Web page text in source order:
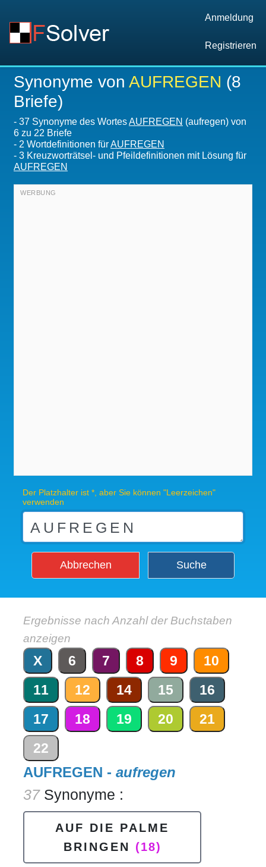
Anmeldung
Registrieren
Synonyme von AUFREGEN (8
Briefe)
- 37 Synonyme des WortesAUFREGEN (aufregen) von
6 zu 22 Briefe
- 2 Wortdefinitionen fürAUFREGEN
- 3 Kreuzworträtsel- und Pfeildefinitionen mit Lösung für
AUFREGEN
Der Platzhalter ist *, aber Sie können "Leerzeichen"
verwenden
Abbrechen Suche
Ergebnisse nach Anzahl der Buchstaben
anzeigen
X 6 7 8 9
10
11
12 14 15
16
17
18 19 20
21
22
AUFREGEN - aufregen
37Synonyme :
AUF DIE PALME
BRINGEN
(18)